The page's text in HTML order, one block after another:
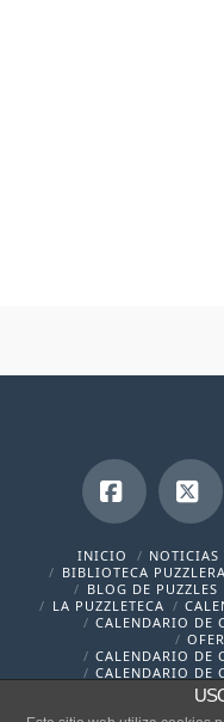
X
INICIO NOTICIAS
BIBLIOTECA PUZZLERA
BLOG DE PUZZLES
LA PUZZLETECA
CALENDARIO DE
CALENDARIO DE
CALENDARIO DE